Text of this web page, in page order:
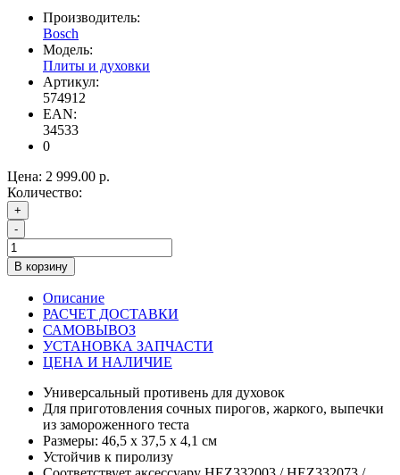
Производитель:
Bosch
Модель:
Плиты и духовки
Артикул:
574912
EAN:
34533
0
Цена: 2 999.00 р.
Количество:
+
-
В корзину
Описание
РАСЧЕТ ДОСТАВКИ
САМОВЫВОЗ
УСТАНОВКА ЗАПЧАСТИ
ЦЕНА И НАЛИЧИЕ
Универсальный противень для духовок
Для приготовления сочных пирогов, жаркого, выпечки
из замороженного теста
Размеры: 46,5 х 37,5 х 4,1 см
Устойчив к пиролизу